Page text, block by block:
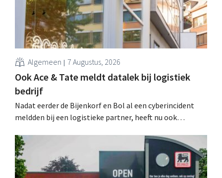
Algemeen 7 Augustus, 2026
Ook Ace & Tate meldt datalek bij logistiek
bedrijf
Nadat eerder de Bijenkorf en Bol al een cyberincident
meldden bij een logistieke partner, heeft nu ook
datalek. Financiële gegevens, gebruikersnamen en
wachtwoorden zijn niet getroffen.